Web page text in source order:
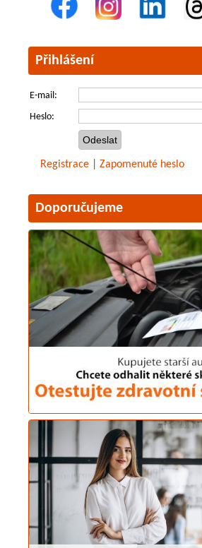
Přihlášení
E-mail:
Heslo:
Registrace Zapomenuté heslo
Doporučujeme